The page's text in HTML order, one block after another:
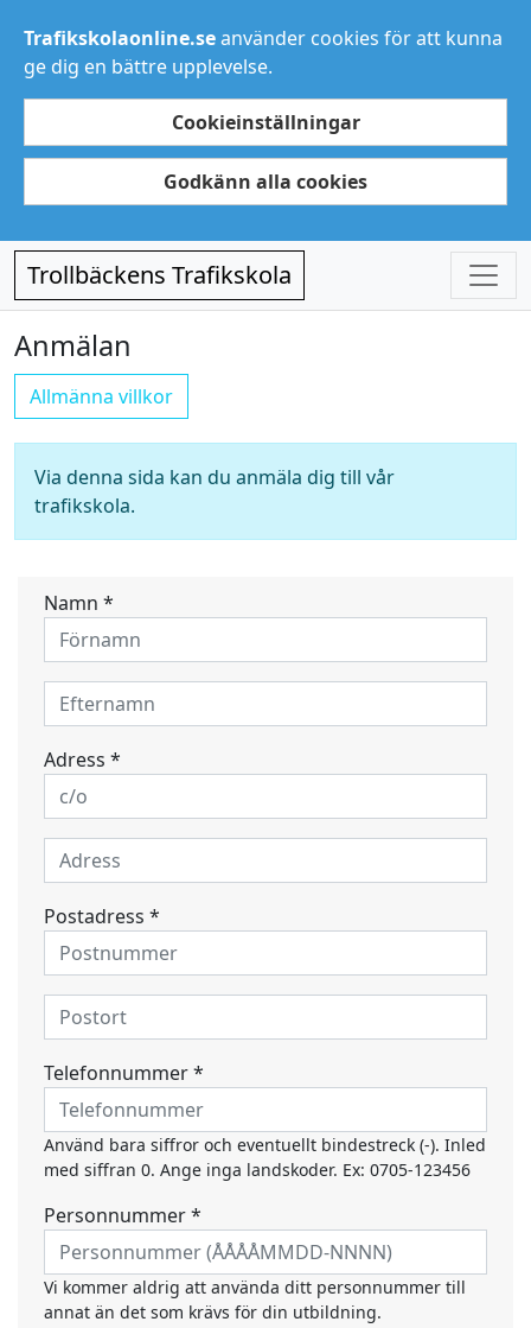
Trafikskolaonline.seanvänder cookies för att kunna
ge dig en bättre upplevelse.
Cookieinställningar
Godkänn alla cookies
Trollbäckens Trafikskola
Anmälan
Allmänna villkor
Via denna sida kan du anmäla dig till vår
trafikskola.
Namn *
Adress *
Postadress *
Telefonnummer *
Använd bara siffror och eventuellt bindestreck (-). Inled
med siffran 0. Ange inga landskoder. Ex: 0705-123456
Personnummer *
Vi kommer aldrig att använda ditt personnummer till
annat än det som krävs för din utbildning.